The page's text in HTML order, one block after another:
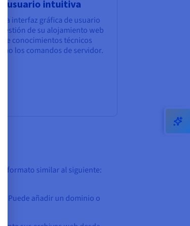
usuario intuitiva
interfaz gráfica de usuario
de su alojamiento web
conocimientos técnicos
los comandos de servidor.
formato similar al siguiente:
Puede añadir un dominio o